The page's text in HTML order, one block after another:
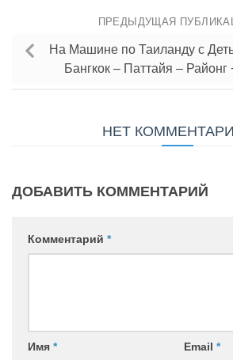
ПРЕДЫДУЩАЯ
На Машине по Таиланду с
Бангкок – Паттайя –
НЕТ
ДОБАВИТЬ КОММЕНТАРИЙ
Комментарий *
Имя * Email *